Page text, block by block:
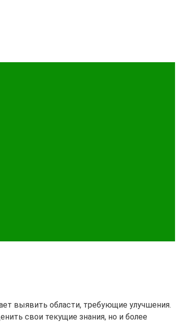
выявить области, требующие улучшения.
свои текущие знания, но и более